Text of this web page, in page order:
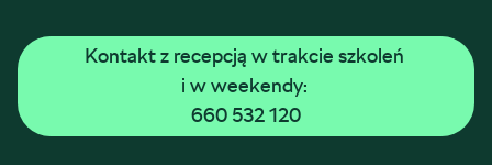
Kontakt z recepcją w trakcie szkoleń
i w weekendy:
660 532 120